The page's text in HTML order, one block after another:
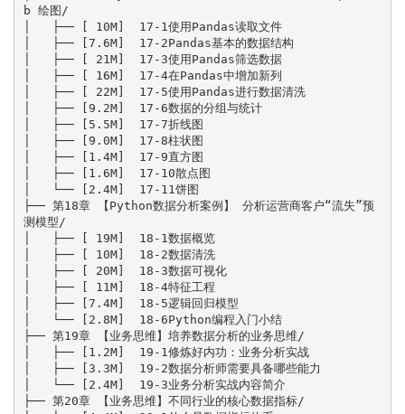
b 绘图/
│   ├── [ 10M]  17-1使用Pandas读取文件
│   ├── [7.6M]  17-2Pandas基本的数据结构
│   ├── [ 21M]  17-3使用Pandas筛选数据
│   ├── [ 16M]  17-4在Pandas中增加新列
│   ├── [ 22M]  17-5使用Pandas进行数据清洗
│   ├── [9.2M]  17-6数据的分组与统计
│   ├── [5.5M]  17-7折线图
│   ├── [9.0M]  17-8柱状图
│   ├── [1.4M]  17-9直方图
│   ├── [1.6M]  17-10散点图
│   └── [2.4M]  17-11饼图
├── 第18章 【Python数据分析案例】 分析运营商客户“流失”预
测模型/
│   ├── [ 19M]  18-1数据概览
│   ├── [ 10M]  18-2数据清洗
│   ├── [ 20M]  18-3数据可视化
│   ├── [ 11M]  18-4特征工程
│   ├── [7.4M]  18-5逻辑回归模型
│   └── [2.8M]  18-6Python编程入门小结
├── 第19章 【业务思维】培养数据分析的业务思维/
│   ├── [1.2M]  19-1修炼好内功：业务分析实战
│   ├── [3.3M]  19-2数据分析师需要具备哪些能力
│   └── [2.4M]  19-3业务分析实战内容简介
├── 第20章 【业务思维】不同行业的核心数据指标/